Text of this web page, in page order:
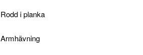
Rodd i planka
Armhävning